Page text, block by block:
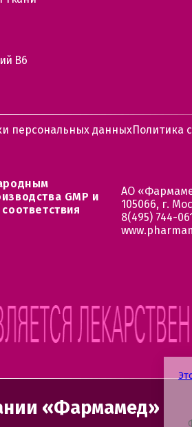
В6
персональных данныхПолитика
GMP и
АО
105066, г.
8(495) 744-
«Фармамед»